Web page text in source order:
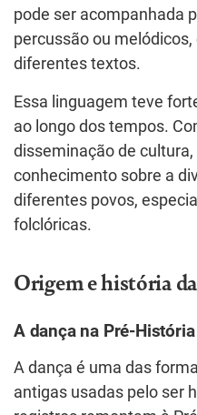
pode ser acompanhada
percussão ou
diferentes textos.
Essa linguagem teve
ao longo dos tempos.
disseminação de
conhecimento sobre a
diferentes povos,
folclóricas.
Origem e história
A dança na Pré-História
A dança é uma das
antigas usadas pelo ser